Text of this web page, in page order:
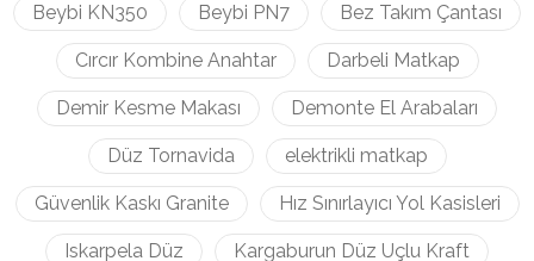
Beybi KN350 Beybi PN7 Bez Takım Çantası
Cırcır Kombine Anahtar Darbeli Matkap
Demir Kesme Makası Demonte El Arabaları
Düz Tornavida elektrikli matkap
Güvenlik Kaskı Granite Hız Sınırlayıcı Yol Kasisleri
Iskarpela Düz Kargaburun Düz Uçlu Kraft